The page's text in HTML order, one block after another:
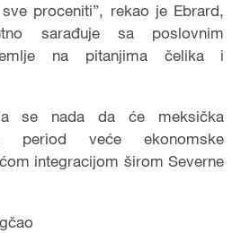
proceniti”, rekao je Ebrard,
sarađuje sa poslovnim
na pitanjima čelika i
se nada da će meksička
veće ekonomske
integracijom širom Severne